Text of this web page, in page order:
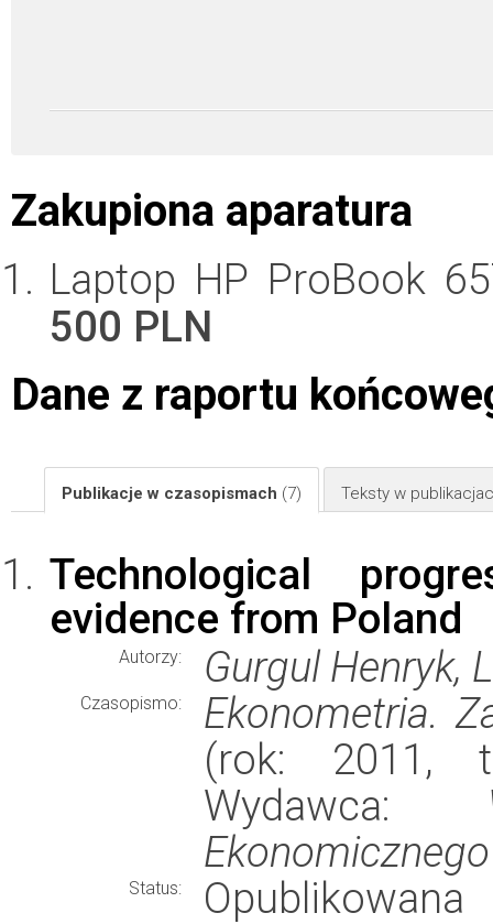
Zakupiona aparatura
Laptop HP ProBook
500 PLN
Dane z raportu
Publikacje w czasopismach (7) Teksty w
Technological
evidence from Poland
Autorzy: Gurgul Henryk,
Czasopismo:
Ekonometria.
(rok: 2011,
Wydawca:
Status:
Opublikowana